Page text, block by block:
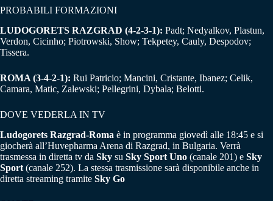
PROBABILI FORMAZIONI
LUDOGORETS RAZGRAD (4-2-3-1): Padt; Nedyalkov, Plastun,
Verdon, Cicinho; Piotrowski, Show; Tekpetey, Cauly, Despodov;
Tissera.
ROMA (3-4-2-1): Rui Patricio; Mancini, Cristante, Ibanez; Celik,
Camara, Matic, Zalewski; Pellegrini, Dybala; Belotti.
DOVE VEDERLA IN TV
Ludogorets Razgrad-Roma è in programma giovedì alle 18:45 e si
giocherà all’Huvepharma Arena di Razgrad, in Bulgaria. Verrà
trasmessa in diretta tv da Sky su Sky Sport Uno (canale 201) e Sky
Sport (canale 252). La stessa trasmissione sarà disponibile anche in
diretta streaming tramite Sky Go